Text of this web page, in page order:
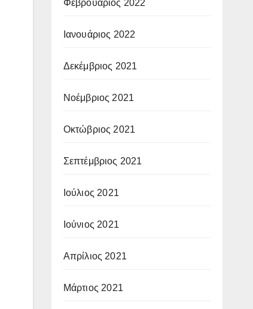
Φεβρουάριος 2022
Ιανουάριος 2022
Δεκέμβριος 2021
Νοέμβριος 2021
Οκτώβριος 2021
Σεπτέμβριος 2021
Ιούλιος 2021
Ιούνιος 2021
Απρίλιος 2021
Μάρτιος 2021